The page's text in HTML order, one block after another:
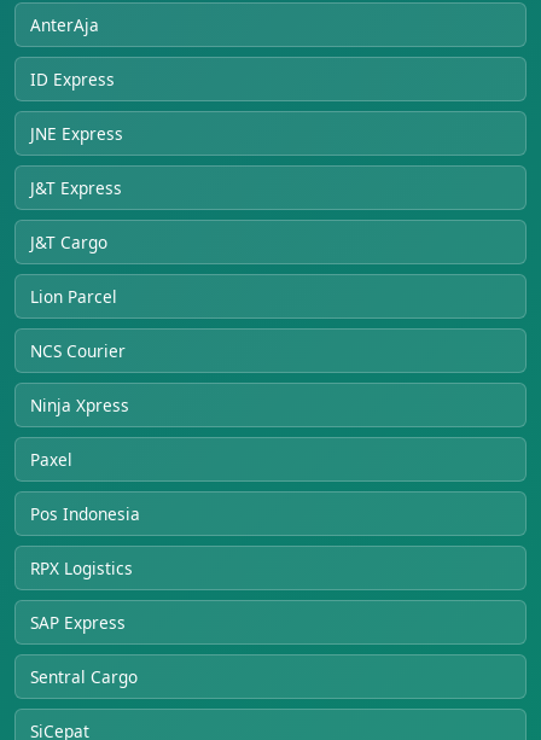
AnterAja
ID Express
JNE Express
J&T Express
J&T Cargo
Lion Parcel
NCS Courier
Ninja Xpress
Paxel
Pos Indonesia
RPX Logistics
SAP Express
Sentral Cargo
SiCepat